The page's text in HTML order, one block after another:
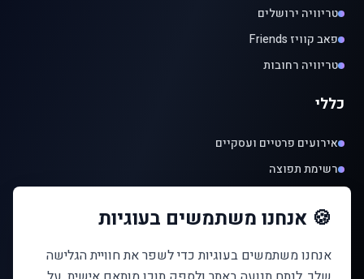
טריוויה ירושלים
פאב קוויז Friends
טריוויה רחובות
כללי
אירועים פרטיים ועסקיים
רשימת תפוצה
תקנון
🍪 אנחנו משתמשים בעוגיות
אנחנו משתמשים בעוגיות כדי לשפר את חוויית הגלישה